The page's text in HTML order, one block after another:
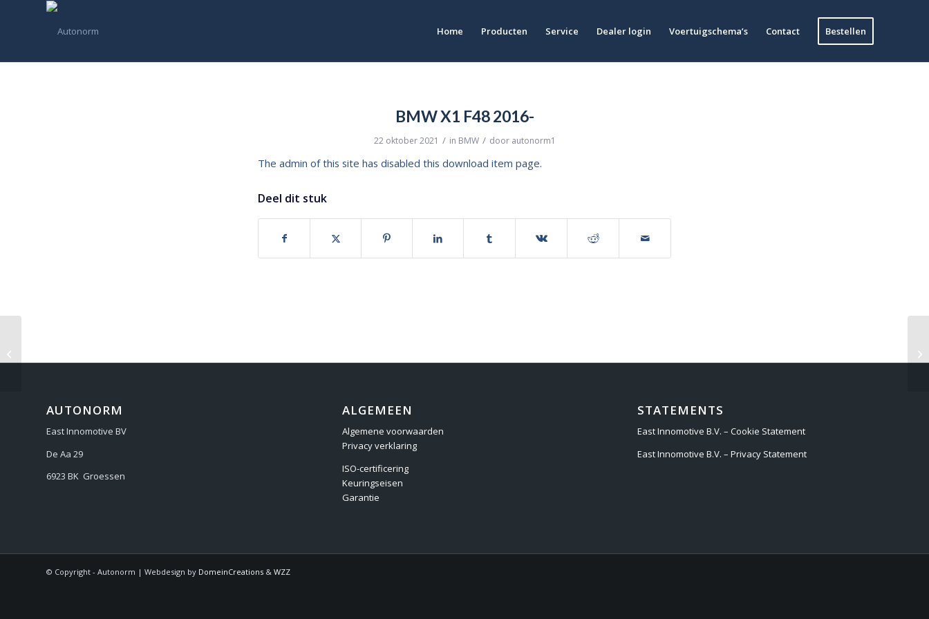
Home Producten Service Dealer login Voertuigschema’s Contact Bestellen
BMW X1 F48 2016-
22 oktober 2021 / in BMW / door autonorm1
The admin of this site has disabled this download item page.
Deel dit stuk
AUTONORM
East Innomotive BV
De Aa 29
6923 BK Groessen
ALGEMEEN
Algemene voorwaarden
Privacy verklaring
ISO-certificering
Keuringseisen
Garantie
STATEMENTS
East Innomotive B.V. – Cookie Statement
East Innomotive B.V. – Privacy Statement
© Copyright - Autonorm | Webdesign by DomeinCreations & WZZ